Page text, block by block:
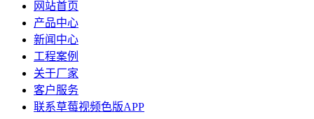
网站首页
产品中心
新闻中心
工程案例
关于厂家
客户服务
联系草莓视频色版APP